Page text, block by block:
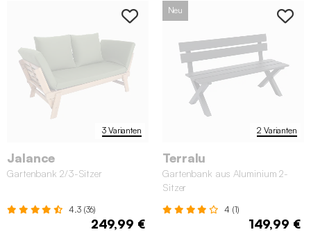
3 Varianten
Jalance
Gartenbank 2/3-Sitzer
4.3 (36)
249,99 €
2 Varianten
Neu
Terralu
Gartenbank aus Aluminium 2-
Sitzer
4 (1)
149,99 €